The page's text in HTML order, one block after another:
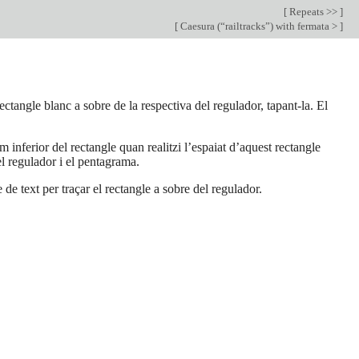
[ Repeats >> ]
[ Caesura (“railtracks”) with fermata > ]
blanc a sobre de la respectiva del regulador, tapant-la. El
inferior del rectangle quan realitzi l’espaiat d’aquest rectangle
regulador i el pentagrama.
text per traçar el rectangle a sobre del regulador.